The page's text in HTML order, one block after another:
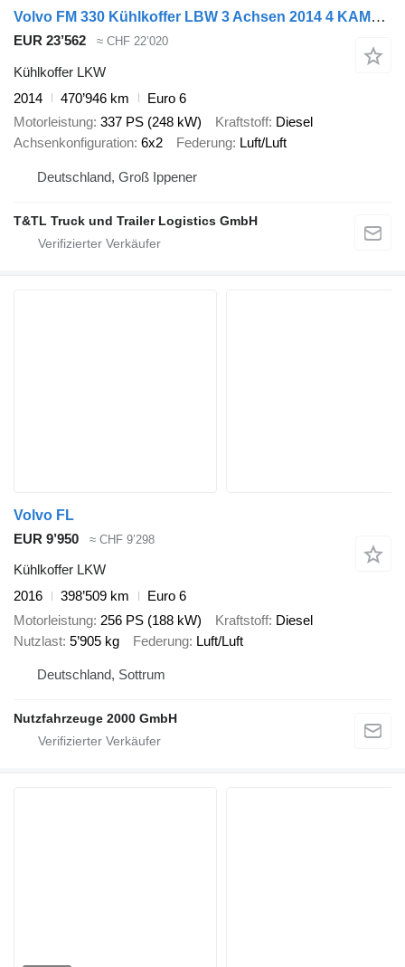
Volvo FM 330 Kühlkoffer LBW 3 Achsen 2014 4 KAMMER
EUR 23’562 ≈ CHF 22’020
Kühlkoffer LKW
2014
470’946 km
Euro 6
Motorleistung 337 PS (248 kW) Kraftstoff Diesel
Achsenkonfiguration 6x2 Federung Luft/Luft
Deutschland, Groß Ippener
T&TL Truck und Trailer Logistics GmbH
Volvo FL
EUR 9’950
≈ CHF 9’298
Kühlkoffer LKW
2016
398’509 km
Euro 6
Motorleistung 256 PS (188 kW) Kraftstoff Diesel
Nutzlast 5’905 kg Federung Luft/Luft
Deutschland, Sottrum
Nutzfahrzeuge 2000 GmbH